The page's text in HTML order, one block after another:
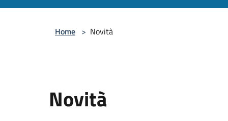
Home > Novità
Novità